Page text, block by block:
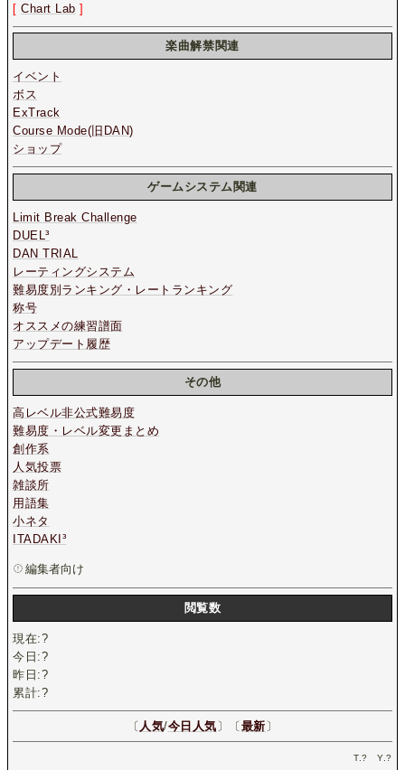
[Chart Lab ]
楽曲解禁関連
イベント
ボス
ExTrack
Course Mode(旧DAN)
ショップ
ゲームシステム関連
Limit Break Challenge
DUEL³
DAN TRIAL
レーティングシステム
難易度別ランキング・レートランキング
称号
オススメの練習譜面
アップデート履歴
その他
高レベル非公式難易度
難易度・レベル変更まとめ
創作系
人気投票
雑談所
用語集
小ネタ
ITADAKI³
編集者向け
閲覧数
現在:?
今日:?
昨日:?
累計:?
〔 人気/今日人気〕〔最新〕
T.? Y.?